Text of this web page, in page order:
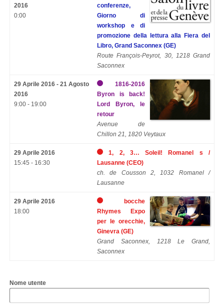
2016
0:00
conferenze,
Giorno di
workshop e di
promozione della lettura alla Fiera del
Libro, Grand Saconnex (GE)
Route François-Peyrot, 30, 1218 Grand
Saconnex
29 Aprile 2016 - 21 Agosto
2016
9:00 - 19:00
1816-2016
Byron is back!
Lord Byron, le
retour
Avenue de
Chillon 21, 1820 Veytaux
29 Aprile 2016
15:45 - 16:30
1, 2, 3… Soleil! Romanel s /
Lausanne (CEO)
ch. de Cousson 2, 1032 Romanel /
Lausanne
29 Aprile 2016
18:00
bocche
Rhymes Expo
per le orecchie,
Ginevra (GE)
Grand Saconnex, 1218 Le Grand,
Saconnex
Nome utente